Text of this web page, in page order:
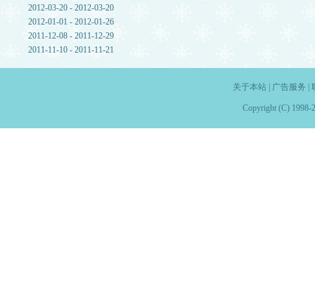
2012-03-20 - 2012-03-20
2012-01-01 - 2012-01-26
2011-12-08 - 2011-12-29
2011-11-10 - 2011-11-21
关于本站| 广告服务
Copyright (C) 1998-